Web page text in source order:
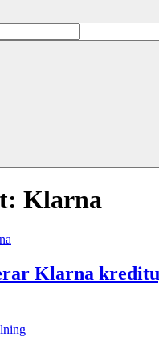
Sök
Klarna
Klarna